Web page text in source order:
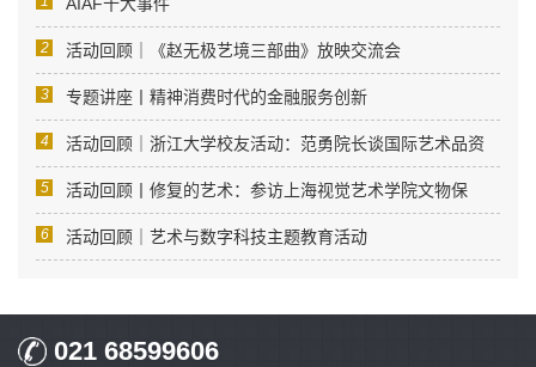
2 活动回顾｜《赵无极艺境三部曲》放映交流会
3 专题讲座丨精神消费时代的金融服务创新
4 活动回顾｜浙江大学校友活动：范勇院长谈国际艺术品资
5 活动回顾丨修复的艺术：参访上海视觉艺术学院文物保
6 活动回顾｜艺术与数字科技主题教育活动
021 68599606